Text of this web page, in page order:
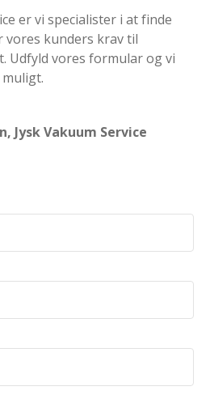
er vi specialister i at finde
vores kunders krav til
Udfyld vores formular og vi
Jysk Vakuum Service